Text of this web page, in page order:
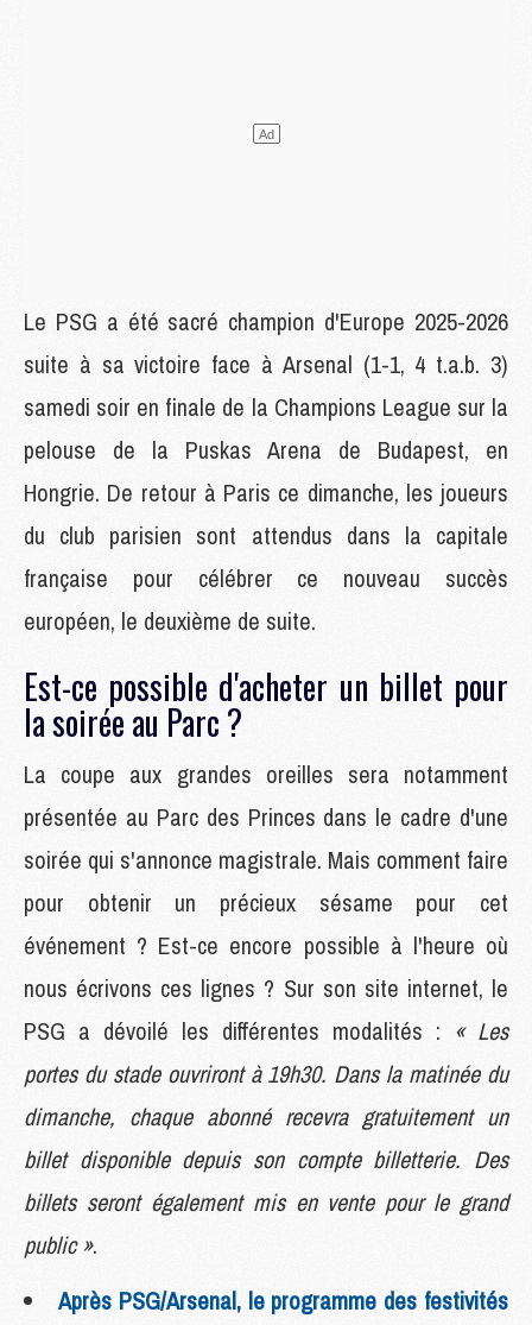
Le PSG a été sacré champion d'Europe 2025-2026
suite à sa victoire face à Arsenal (1-1, 4 t.a.b. 3)
samedi soir en finale de la Champions League sur la
pelouse de la Puskas Arena de Budapest, en
Hongrie. De retour à Paris ce dimanche, les joueurs
du club parisien sont attendus dans la capitale
française pour célébrer ce nouveau succès
européen, le deuxième de suite.
Est-ce possible d'acheter un billet pour
la soirée au Parc ?
La coupe aux grandes oreilles sera notamment
présentée au Parc des Princes dans le cadre d'une
soirée qui s'annonce magistrale. Mais comment faire
pour obtenir un précieux sésame pour cet
événement ? Est-ce encore possible à l'heure où
nous écrivons ces lignes ? Sur son site internet, le
PSG a dévoilé les différentes modalités : « Les
portes du stade ouvriront à 19h30. Dans la matinée du
dimanche, chaque abonné recevra gratuitement un
billet disponible depuis son compte billetterie. Des
billets seront également mis en vente pour le grand
public ».
Après PSG/Arsenal, le programme des festivités